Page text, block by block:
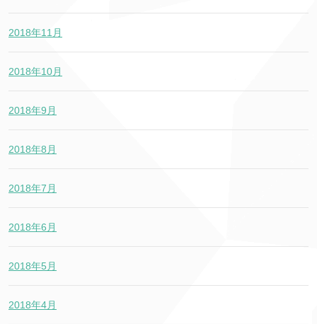
2018年11月
2018年10月
2018年9月
2018年8月
2018年7月
2018年6月
2018年5月
2018年4月